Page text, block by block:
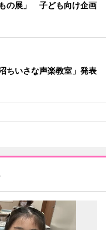
の展」 子ども向け企画
ちいさな声楽教室」発表